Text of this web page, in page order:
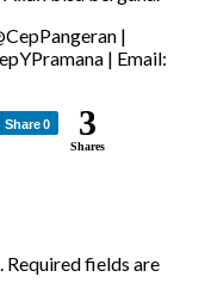
|
| Email:
Share0 3
Shares
Required fields are